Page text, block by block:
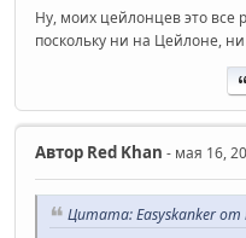
Ну, моих цейлонцев это все
поскольку ни на Цейлоне,
Автор Red Khan - мая 16,
Цитата: Easyskanker от